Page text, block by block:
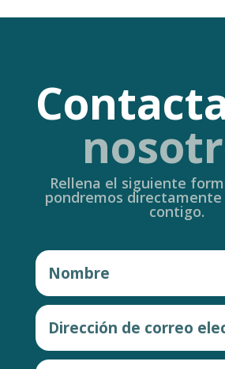
Rellena el siguiente
pondremos
contigo.